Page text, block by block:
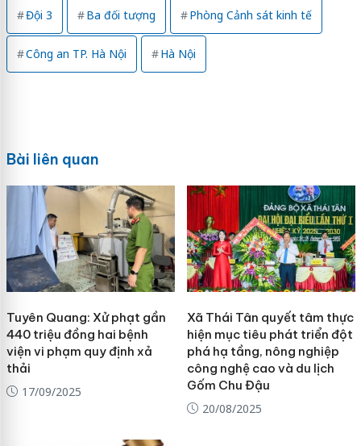
Đội 3 Ba đối tượng Phòng Cảnh sát kinh tế
Công an TP. Hà Nội Hà Nội
Bài liên quan
Tuyên Quang: Xử phạt gần
440 triệu đồng hai bệnh
viện vi phạm quy định xả
thải
17/09/2025
Xã Thái Tân quyết tâm thực
hiện mục tiêu phát triển đột
phá hạ tầng, nông nghiệp
công nghệ cao và du lịch
Gốm Chu Đậu
20/08/2025